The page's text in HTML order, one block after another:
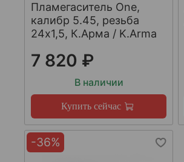
Пламегаситель One,
калибр 5.45, резьба
24х1,5, К.Арма / K.Arma
7 820 ₽
В наличии
Купить сейчас
-36%